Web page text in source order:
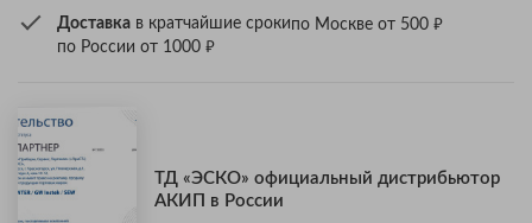
Доставка в кратчайшие срокипо Москве от 500 ₽
по России от 1000 ₽
ТД «ЭСКО» официальный дистрибьютор
АКИП в России